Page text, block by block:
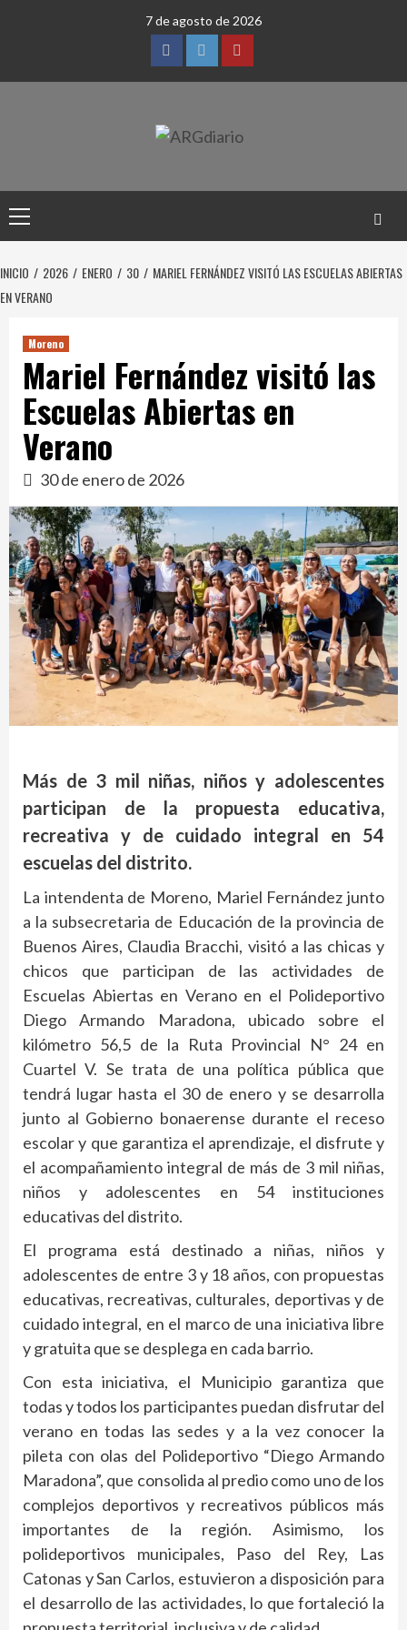
7 de agosto de 2026
Facebook
TwitterYouTube
principal
INICIO 2026 ENERO 30
MARIEL FERNÁNDEZ VISITÓ LAS ESCUELAS ABIERTAS
EN VERANO
Moreno
Mariel Fernández visitó las
Escuelas Abiertas en
Verano
30 de enero de 2026
Más de 3 mil niñas, niños y adolescentes
participan de la propuesta educativa,
recreativa y de cuidado integral en 54
escuelas del distrito.
La intendenta de Moreno, Mariel Fernández junto
a la subsecretaria de Educación de la provincia de
Buenos Aires, Claudia Bracchi, visitó a las chicas y
chicos que participan de las actividades de
Escuelas Abiertas en Verano en el Polideportivo
Diego Armando Maradona, ubicado sobre el
kilómetro 56,5 de la Ruta Provincial N° 24 en
Cuartel V. Se trata de una política pública que
tendrá lugar hasta el 30 de enero y se desarrolla
junto al Gobierno bonaerense durante el receso
escolar y que garantiza el aprendizaje, el disfrute y
el acompañamiento integral de más de 3 mil niñas,
niños y adolescentes en 54 instituciones
educativas del distrito.
El programa está destinado a niñas, niños y
adolescentes de entre 3 y 18 años, con propuestas
educativas, recreativas, culturales, deportivas y de
cuidado integral, en el marco de una iniciativa libre
y gratuita que se desplega en cada barrio.
Con esta iniciativa, el Municipio garantiza que
todas y todos los participantes puedan disfrutar del
verano en todas las sedes y a la vez conocer la
pileta con olas del Polideportivo “Diego Armando
Maradona”, que consolida al predio como uno de los
complejos deportivos y recreativos públicos más
importantes de la región. Asimismo, los
polideportivos municipales, Paso del Rey, Las
Catonas y San Carlos, estuvieron a disposición para
el desarrollo de las actividades, lo que fortaleció la